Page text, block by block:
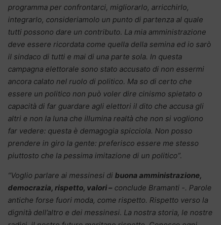
programma per confrontarci, migliorarlo, arricchirlo,
integrarlo, consideriamolo un punto di partenza al quale
tutti possono dare un contributo. La mia amministrazione
deve essere ricordata come quella della semina ed io sarò
il sindaco di tutti e mai di una parte sola. In questa
campagna elettorale sono stato accusato di non essermi
ancora calato nel ruolo di politico. Ma so di certo che
essere un politico non può voler dire cinismo spietato o
capacità di far guardare agli elettori il dito che accusa gli
altri e non la luna che illumina realtà che non si vogliono
far vedere: questa è demagogia spicciola. Non posso
prendere in giro la gente: preferisco essere me stesso
piuttosto che la pessima imitazione di un politico”.
“Voglio parlare ai messinesi di buona amministrazione,
democrazia, rispetto, valori – conclude Bramanti -. Parole
antiche forse fuori moda, come rispetto. Rispetto verso la
dignità dell’altro e dei messinesi. La nostra storia, le nostre